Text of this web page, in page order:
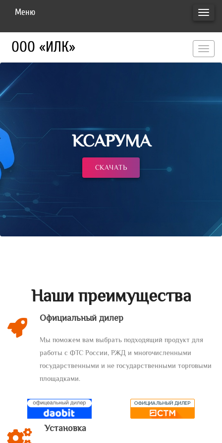
Меню
ООО «ИЛК»
КСАРУМА
СКАЧАТЬ
Наши преимущества
Официальный дилер
Мы поможем вам выбрать подходящий продукт для
работы с ФТС России, РЖД и многочисленными
государственными и не государственными торговыми
площадками.
Установка